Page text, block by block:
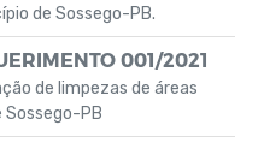
de Sossego-PB.
001/2021
de limpezas de áreas
Sossego-PB